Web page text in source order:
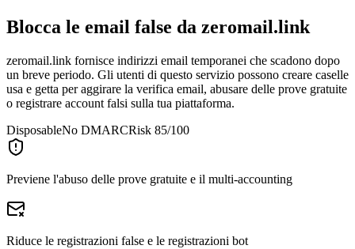
Blocca le email false da zeromail.link
zeromail.link fornisce indirizzi email temporanei che scadono dopo
un breve periodo. Gli utenti di questo servizio possono creare caselle
usa e getta per aggirare la verifica email, abusare delle prove gratuite
o registrare account falsi sulla tua piattaforma.
DisposableNo DMARCRisk 85/100
Previene l'abuso delle prove gratuite e il multi-accounting
Riduce le registrazioni false e le registrazioni bot